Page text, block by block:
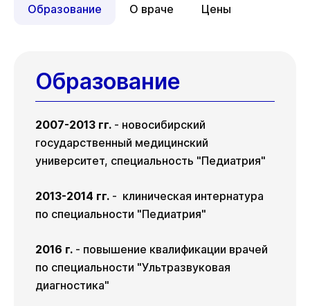
09 авг 15 авг 16 авг
Образование О враче Цены
Образование
2007-2013 гг. - новосибирский
государственный медицинский
университет, специальность "Педиатрия"
2013-2014 гг. - клиническая интернатура
по специальности "Педиатрия"
2016 г. - повышение квалификации врачей
по специальности "Ультразвуковая
диагностика"